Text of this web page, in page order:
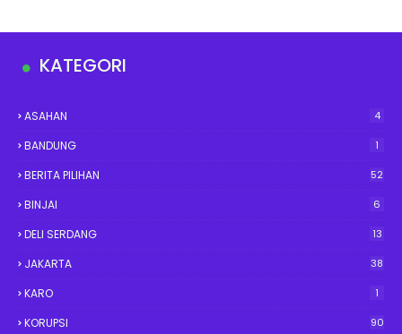
KATEGORI
ASAHAN 4
BANDUNG 1
BERITA PILIHAN 52
BINJAI 6
DELI SERDANG 13
JAKARTA 38
KARO 1
KORUPSI 90